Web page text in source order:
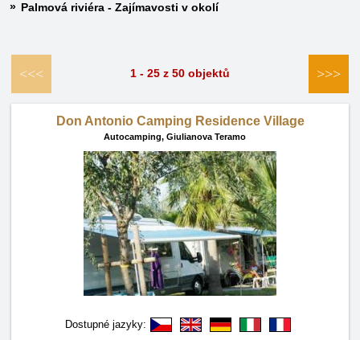
Palmová riviéra - Zajímavosti v okolí
<<< 1 - 25 z 50 objektů >>>
Don Antonio Camping Residence Village
Autocamping, Giulianova Teramo
Dostupné jazyky: